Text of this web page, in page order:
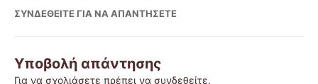
ΣΥΝΔΕΘΕΊΤΕ ΓΙΑ ΝΑ ΑΠΑΝΤΉΣΕΤΕ
Υποβολή απάντησης
Για να σχολιάσετε πρέπει να συνδεθείτε.